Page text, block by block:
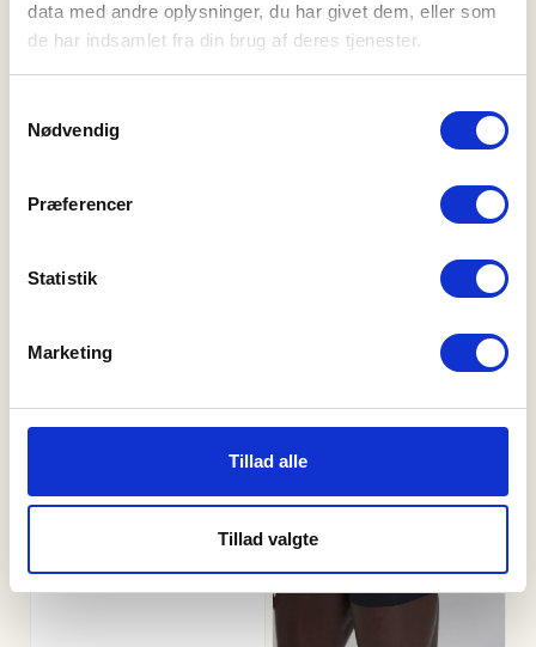
data med andre oplysninger, du har givet dem, eller som
de har indsamlet fra din brug af deres tjenester.
Nødvendig
Præferencer
Statistik
Marketing
Tillad alle
Tillad valgte
Bambusviscose | Lys blå
320,00 DKK
Tights | 2-pak | Økologisk
300,00 DKK
20%